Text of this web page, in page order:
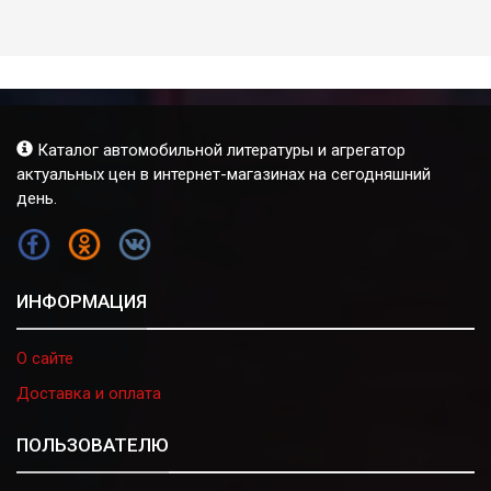
Каталог автомобильной литературы и агрегатор
актуальных цен в интернет-магазинах на сегодняшний
день.
FB OK VK
ИНФОРМАЦИЯ
О сайте
Доставка и оплата
ПОЛЬЗОВАТЕЛЮ